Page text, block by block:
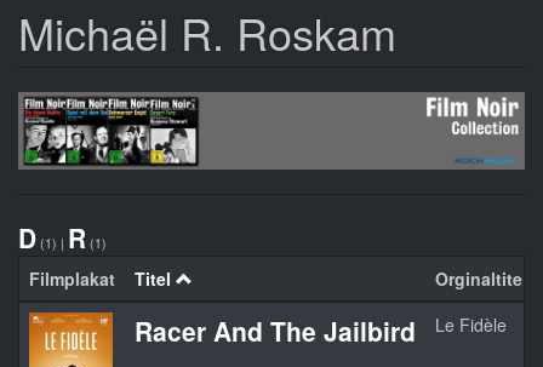
Michaël R. Roskam
D (1) | R (1)
Filmplakat Titel Orginaltitel
Racer And The Jailbird Le Fidèle